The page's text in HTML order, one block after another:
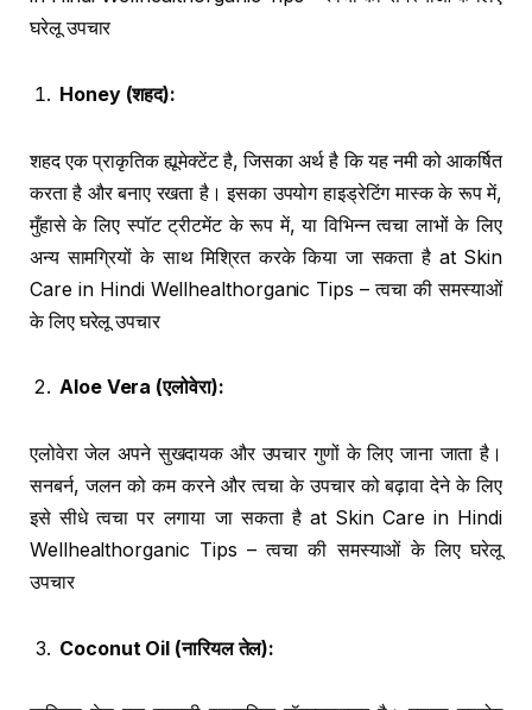
घरेलू उपचार
Honey (शहद):
शहद एक प्राकृतिक ह्यूमेक्टेंट है, जिसका अर्थ है कि यह नमी को आकर्षित
करता है और बनाए रखता है। इसका उपयोग हाइड्रेटिंग मास्क के रूप में,
मुँहासे के लिए स्पॉट ट्रीटमेंट के रूप में, या विभिन्न त्वचा लाभों के लिए
अन्य सामग्रियों के साथ मिश्रित करके किया जा सकता है at Skin
Care in Hindi Wellhealthorganic Tips – त्वचा की समस्याओं
के लिए घरेलू उपचार
Aloe Vera (एलोवेरा):
एलोवेरा जेल अपने सुखदायक और उपचार गुणों के लिए जाना जाता है।
सनबर्न, जलन को कम करने और त्वचा के उपचार को बढ़ावा देने के लिए
इसे सीधे त्वचा पर लगाया जा सकता है at Skin Care in Hindi
Wellhealthorganic Tips – त्वचा की समस्याओं के लिए घरेलू
उपचार
Coconut Oil (नारियल तेल):